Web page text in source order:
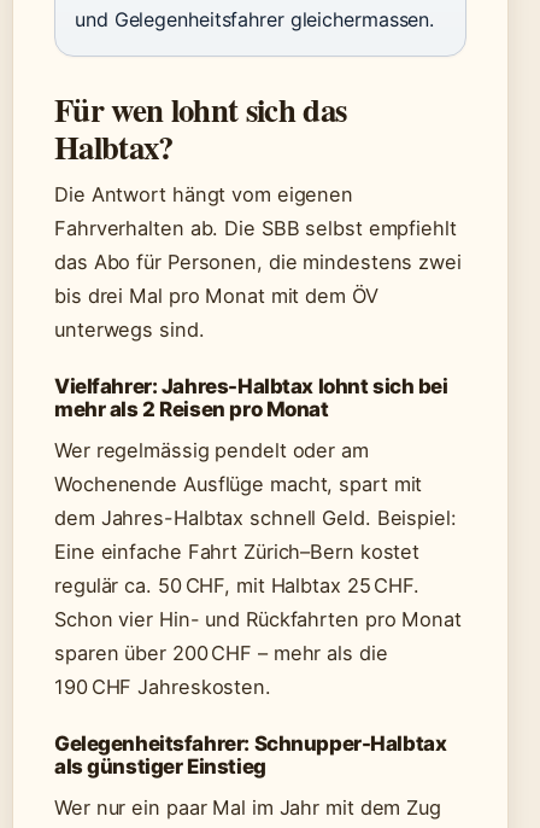
und Gelegenheitsfahrer gleichermassen.
Für wen lohnt sich das
Halbtax?
Die Antwort hängt vom eigenen
Fahrverhalten ab. Die SBB selbst empfiehlt
das Abo für Personen, die mindestens zwei
bis drei Mal pro Monat mit dem ÖV
unterwegs sind.
Vielfahrer: Jahres-Halbtax lohnt sich bei
mehr als 2 Reisen pro Monat
Wer regelmässig pendelt oder am
Wochenende Ausflüge macht, spart mit
dem Jahres-Halbtax schnell Geld. Beispiel:
Eine einfache Fahrt Zürich–Bern kostet
regulär ca. 50 CHF, mit Halbtax 25 CHF.
Schon vier Hin- und Rückfahrten pro Monat
sparen über 200 CHF – mehr als die
190 CHF Jahreskosten.
Gelegenheitsfahrer: Schnupper-Halbtax
als günstiger Einstieg
Wer nur ein paar Mal im Jahr mit dem Zug